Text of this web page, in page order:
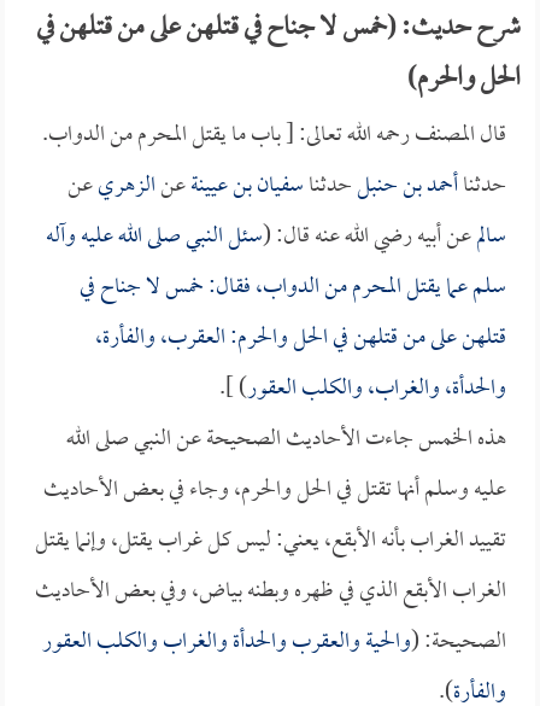
شرح حديث: (خمس لا جناح في قتلهن على من قتلهن في
الحل والحرم)
قال المصنف رحمه الله تعالى: [ باب ما يقتل المحرم من الدواب.
حدثناأحمد بن حنبلحدثناسفيان بن عيينةعنالزهريعن
سالمعن أبيه رضي الله عنه قال: (سئل النبي صلى الله عليه وآله
سلم عما يقتل المحرم من الدواب، فقال: خمس لا جناح في
قتلهن على من قتلهن في الحل والحرم: العقرب، والفأرة،
والحدأة، والغراب، والكلب العقور) ].
هذه الخمس جاءت الأحاديث الصحيحة عن النبي صلى الله
عليه وسلم أنها تقتل في الحل والحرم، وجاء في بعض الأحاديث
تقييد الغراب بأنه الأبقع، يعني: ليس كل غراب يقتل، وإنما يقتل
الغراب الأبقع الذي في ظهره وبطنه بياض، وفي بعض الأحاديث
الصحيحة: (والحية والعقرب والحدأة والغراب والكلب العقور
والفأرة).